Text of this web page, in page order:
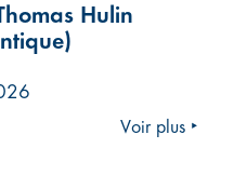
Hulin
Voir plus ‣